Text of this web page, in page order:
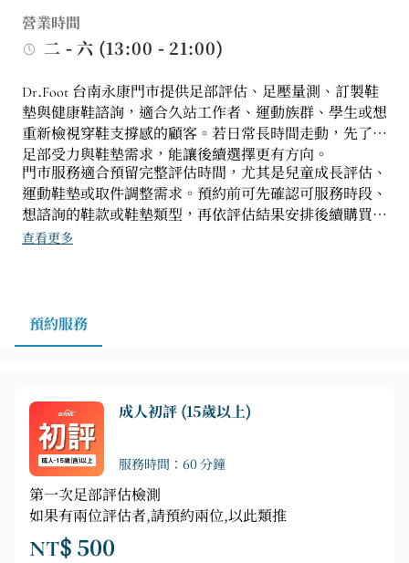
營業時間
二 - 六 (13:00 - 21:00)
Dr.Foot 台南永康門市提供足部評估、足壓量測、訂製鞋
墊與健康鞋諮詢，適合久站工作者、運動族群、學生或想
重新檢視穿鞋支撐感的顧客。若日常長時間走動，先了解
足部受力與鞋墊需求，能讓後續選擇更有方向。
門市服務適合預留完整評估時間，尤其是兒童成長評估、
運動鞋墊或取件調整需求。預約前可先確認可服務時段、
想諮詢的鞋款或鞋墊類型，再依評估結果安排後續購買、
訂製或調整流程。
查看更多
預約服務
成人初評 (15歲以上)
服務時間：60 分鐘
第一次足部評估檢測
如果有兩位評估者,請預約兩位,以此類推
NT$ 500